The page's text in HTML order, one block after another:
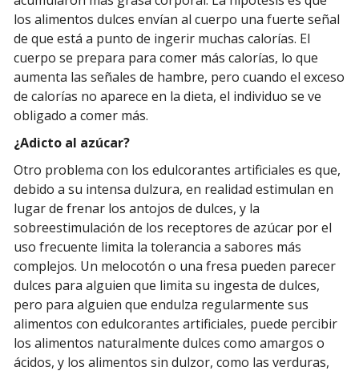
los alimentos dulces envían al cuerpo una fuerte señal
de que está a punto de ingerir muchas calorías. El
cuerpo se prepara para comer más calorías, lo que
aumenta las señales de hambre, pero cuando el exceso
de calorías no aparece en la dieta, el individuo se ve
obligado a comer más.
¿Adicto al azúcar?
Otro problema con los edulcorantes artificiales es que,
debido a su intensa dulzura, en realidad estimulan en
lugar de frenar los antojos de dulces, y la
sobreestimulación de los receptores de azúcar por el
uso frecuente limita la tolerancia a sabores más
complejos. Un melocotón o una fresa pueden parecer
dulces para alguien que limita su ingesta de dulces,
pero para alguien que endulza regularmente sus
alimentos con edulcorantes artificiales, puede percibir
los alimentos naturalmente dulces como amargos o
ácidos, y los alimentos sin dulzor, como las verduras,